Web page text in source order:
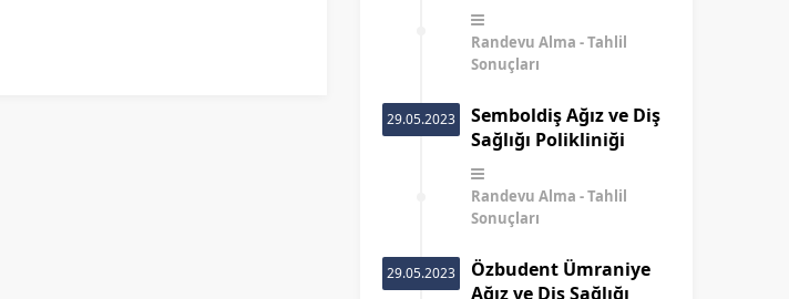
Randevu Alma
Tahlil
Sonuçları
29.05.2023
Semboldiş Ağız ve Diş
Sağlığı Polikliniği
Randevu Alma
Tahlil
Sonuçları
29.05.2023
Özbudent Ümraniye
Ağız ve Diş Sağlığı